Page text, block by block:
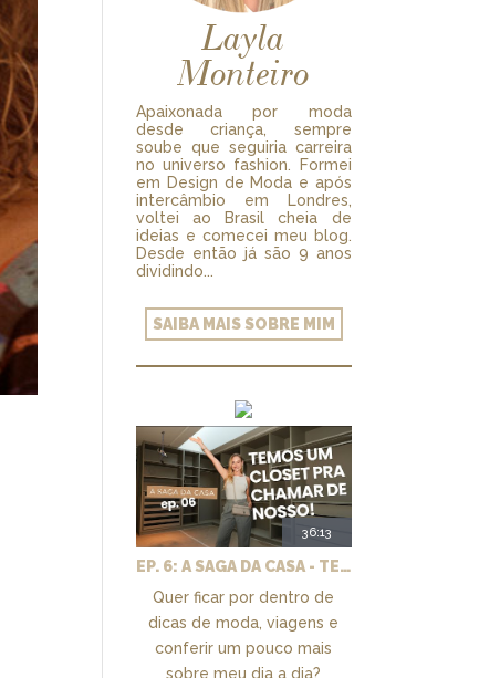
Layla
Monteiro
Apaixonada por moda
desde criança, sempre
soube que seguiria carreira
no universo fashion. Formei
em Design de Moda e após
intercâmbio em Londres,
voltei ao Brasil cheia de
ideias e comecei meu blog.
Desde então já são 9 anos
dividindo...
SAIBA MAIS SOBRE MIM
36:13
EP. 6: A SAGA DA CASA - TEMOS UM CLOSET PRA CHAMAR DE NOSSO + MARCENARIA E PAISAGISMO
Quer ficar por dentro de
dicas de moda, viagens e
conferir um pouco mais
sobre meu dia a dia?